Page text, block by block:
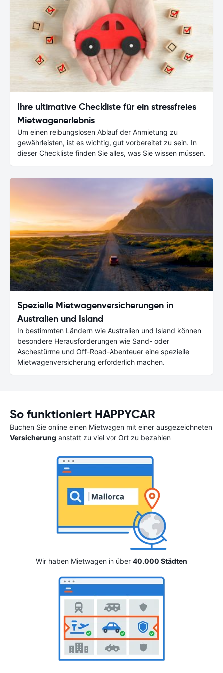
Ihre ultimative Checkliste für ein stressfreies
Mietwagenerlebnis
Um einen reibungslosen Ablauf der Anmietung zu
gewährleisten, ist es wichtig, gut vorbereitet zu sein. In
dieser Checkliste finden Sie alles, was Sie wissen müssen.
Spezielle Mietwagenversicherungen in
Australien und Island
In bestimmten Ländern wie Australien und Island können
besondere Herausforderungen wie Sand- oder
Aschestürme und Off-Road-Abenteuer eine spezielle
Mietwagenversicherung erforderlich machen.
So funktioniert HAPPYCAR
Buchen Sie online einen Mietwagen mit einer ausgezeichneten
Versicherung anstatt zu viel vor Ort zu bezahlen
Wir haben Mietwagen in über 40.000 Städten